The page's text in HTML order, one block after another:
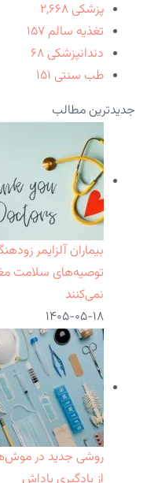
پزشکی ۲,۶۶۸
تغذیه سالم ۱۵۷
دندانپزشکی ۶۸
طب سنتی ۱۵۱
جدیدترین مطالب
بیماران آلزایمر
توصیه‌های سلامت
نمی‌کنند
۱۴۰۵-۰۵-۱۸
روشی جدید در